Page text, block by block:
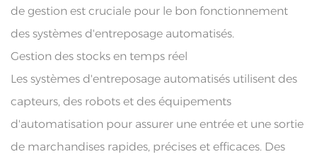
de gestion est cruciale pour le bon fonctionnement
des systèmes d'entreposage automatisés.
Gestion des stocks en temps réel
Les systèmes d'entreposage automatisés utilisent des
capteurs, des robots et des équipements
d'automatisation pour assurer une entrée et une sortie
de marchandises rapides, précises et efficaces. Des